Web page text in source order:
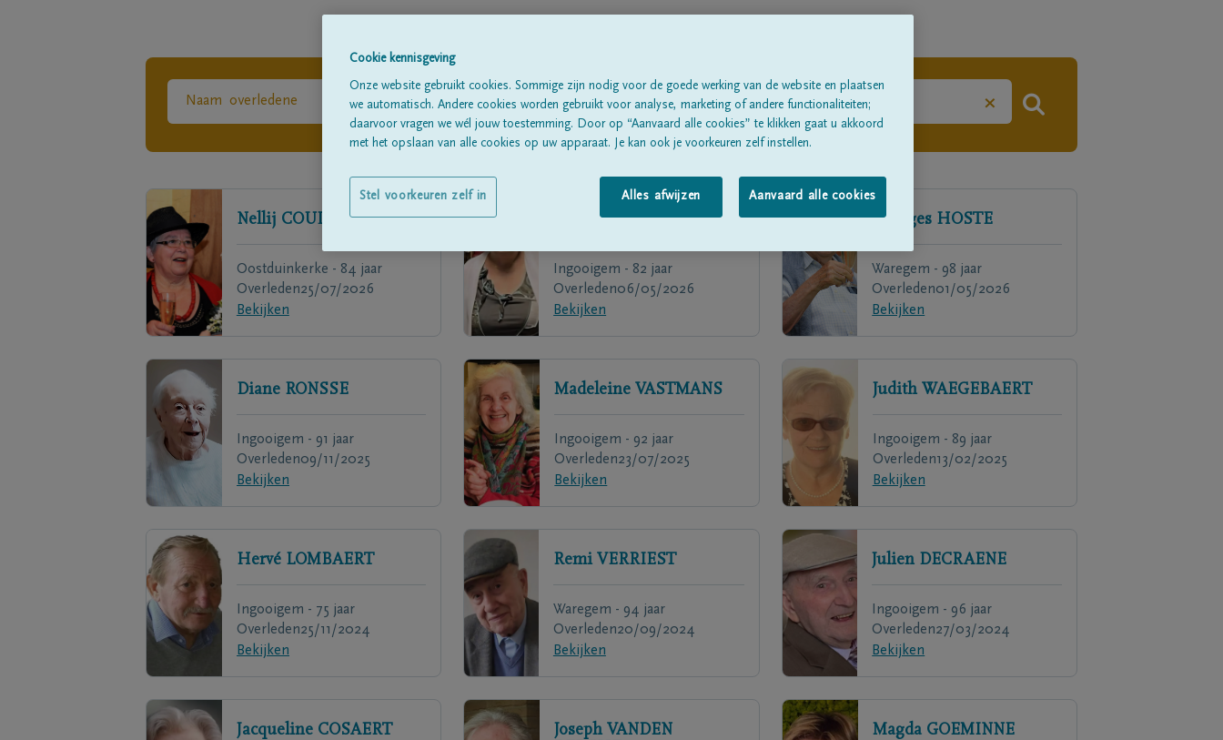
×
Nellij COUDIJZER
Oostduinkerke - 84 jaar
Overleden25/07/2026
Bekijken
Monique DOMECYN
Ingooigem - 82 jaar
Overleden06/05/2026
Bekijken
Georges HOSTE
Waregem - 98 jaar
Overleden01/05/2026
Bekijken
Diane RONSSE
Ingooigem - 91 jaar
Overleden09/11/2025
Bekijken
Madeleine VASTMANS
Ingooigem - 92 jaar
Overleden23/07/2025
Bekijken
Judith WAEGEBAERT
Ingooigem - 89 jaar
Overleden13/02/2025
Bekijken
Hervé LOMBAERT
Ingooigem - 75 jaar
Overleden25/11/2024
Bekijken
Remi VERRIEST
Waregem - 94 jaar
Overleden20/09/2024
Bekijken
Julien DECRAENE
Ingooigem - 96 jaar
Overleden27/03/2024
Bekijken
Jacqueline COSAERT Joseph VANDEN
Magda GOEMINNE
Cookie kennisgeving
Onze website gebruikt cookies. Sommige zijn nodig voor de goede werking van de website en plaatsen
we automatisch. Andere cookies worden gebruikt voor analyse, marketing of andere functionaliteiten;
daarvoor vragen we wél jouw toestemming. Door op “Aanvaard alle cookies” te klikken gaat u akkoord
met het opslaan van alle cookies op uw apparaat. Je kan ook je voorkeuren zelf instellen.
Alles afwijzen Aanvaard alle cookies
Stel voorkeuren zelf in